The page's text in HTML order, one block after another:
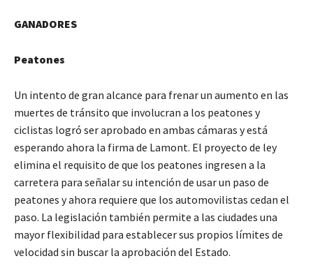
GANADORES
Peatones
Un intento de gran alcance para frenar un aumento en las
muertes de tránsito que involucran a los peatones y
ciclistas logró ser aprobado en ambas cámaras y está
esperando ahora la firma de Lamont. El proyecto de ley
elimina el requisito de que los peatones ingresen a la
carretera para señalar su intención de usar un paso de
peatones y ahora requiere que los automovilistas cedan el
paso. La legislación también permite a las ciudades una
mayor flexibilidad para establecer sus propios límites de
velocidad sin buscar la aprobación del Estado.